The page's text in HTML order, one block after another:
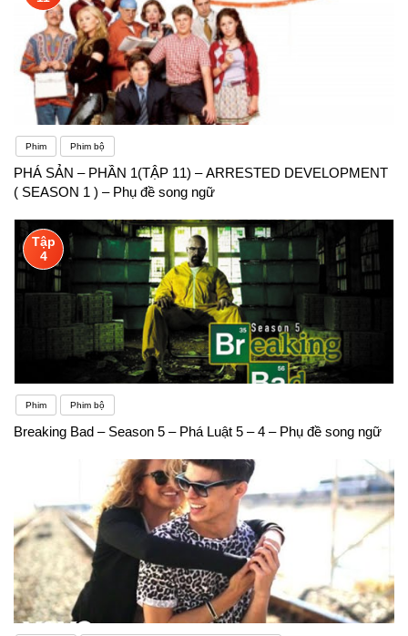
Phim Phim bộ
PHÁ SẢN – PHẦN 1(TẬP 11) – ARRESTED DEVELOPMENT
( SEASON 1 ) – Phụ đề song ngữ
Tập
4
Phim Phim bộ
Breaking Bad – Season 5 – Phá Luật 5 – 4 – Phụ đề song ngữ